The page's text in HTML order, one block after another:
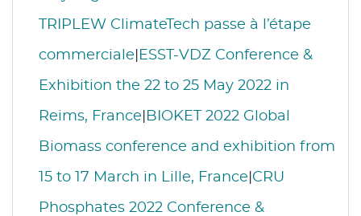
TRIPLEW ClimateTech passe à l’étape
commerciale ESST-VDZ Conference &
Exhibition the 22 to 25 May 2022 in
Reims, France BIOKET 2022 Global
Biomass conference and exhibition from
15 to 17 March in Lille, France CRU
Phosphates 2022 Conference &